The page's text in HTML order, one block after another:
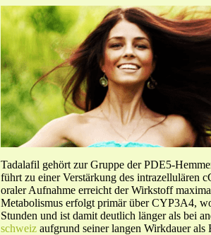
Tadalafil gehört zur Gruppe der PDE5-
führt zu einer Verstärkung des intrazellulären
oraler Aufnahme erreicht der Wirkstoff
Metabolismus erfolgt primär über CYP3A4,
Stunden und ist damit deutlich länger als bei
schweiz aufgrund seiner langen Wirkdauer als